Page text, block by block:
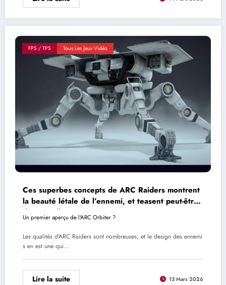
FPS / TPS Tous Les Jeux Vidéo
Ces superbes concepts de ARC Raiders montrent
la beauté létale de l’ennemi, et teasent peut-être
de nouvelles menaces
Un premier aperçu de l'ARC Orbiter ?
Les qualités d'ARC Raiders sont nombreuses, et le design des ennemi
s en est une qui…
Lire la suite 13 Mars 2026